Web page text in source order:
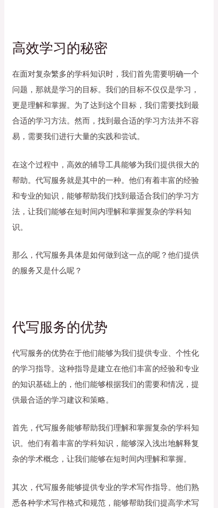
高效学习的秘密
在面对复杂繁多的学科知识时，我们首先需要明确一个
问题，那就是学习的目标。我们的目标不仅仅是学习，
更是理解和掌握。为了达到这个目标，我们需要找到最
合适的学习方法。然而，找到最合适的学习方法并不容
易，需要我们进行大量的实践和尝试。
在这个过程中，高效的辅导工具能够为我们提供很大的
帮助。代写服务就是其中的一种。他们有着丰富的经验
和专业的知识，能够帮助我们找到最适合我们的学习方
法，让我们能够在短时间内理解和掌握复杂的学科知
识。
那么，代写服务具体是如何做到这一点的呢？他们提供
的服务又是什么呢？
代写服务的优势
代写服务的优势在于他们能够为我们提供专业、个性化
的学习指导。这种指导是建立在他们丰富的经验和专业
的知识基础上的，他们能够根据我们的需要和情况，提
供最合适的学习建议和策略。
首先，代写服务能够帮助我们理解和掌握复杂的学科知
识。他们有着丰富的学科知识，能够深入浅出地解释复
杂的学术概念，让我们能够在短时间内理解和掌握。
其次，代写服务能够提供专业的学术写作指导。他们熟
悉各种学术写作格式和规范，能够帮助我们提高学术写